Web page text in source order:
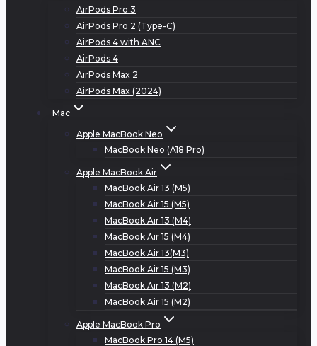
AirPods Pro 3
AirPods Pro 2 (Type-C)
AirPods 4 with ANC
AirPods 4
AirPods Max 2
AirPods Max (2024)
Mac
Apple MacBook Neo
MacBook Neo (A18 Pro)
Apple MacBook Air
MacBook Air 13 (M5)
MacBook Air 15 (M5)
MacBook Air 13 (M4)
MacBook Air 15 (M4)
MacBook Air 13(M3)
MacBook Air 15 (M3)
MacBook Air 13 (M2)
MacBook Air 15 (M2)
Apple MacBook Pro
MacBook Pro 14 (M5)